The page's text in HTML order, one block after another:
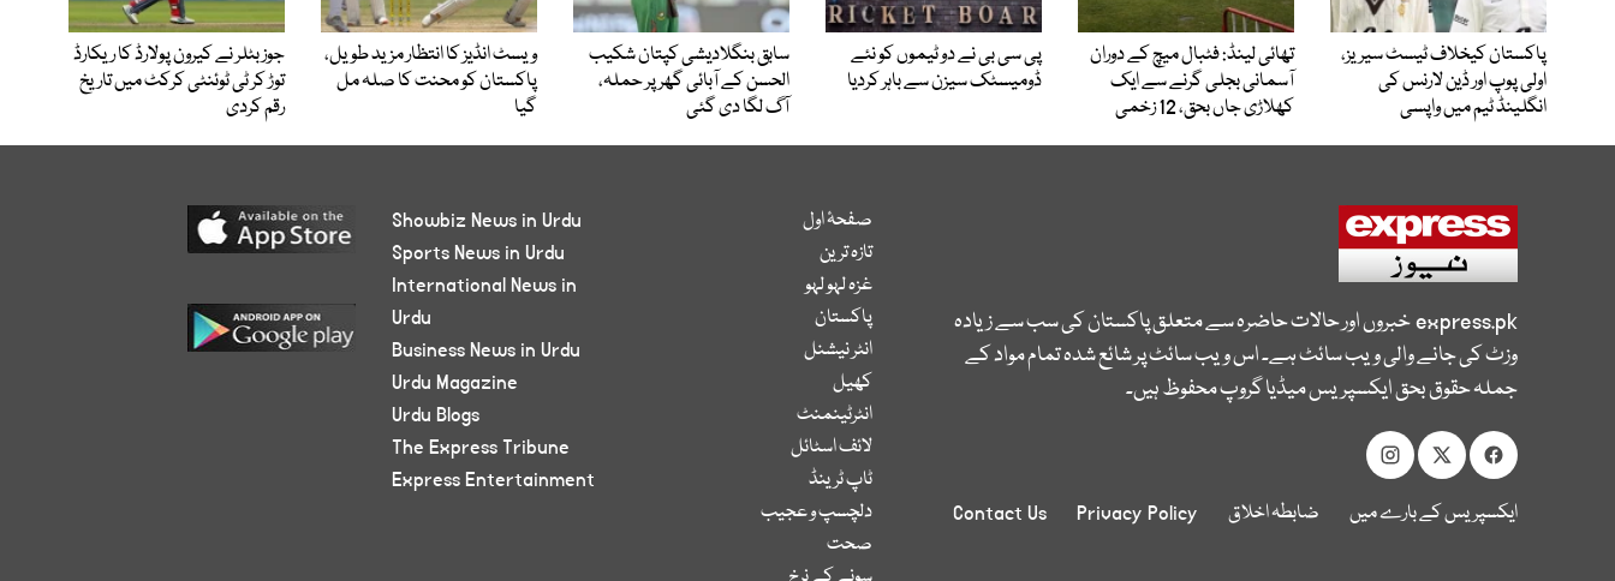
پاکستان کیخلاف ٹیسٹ سیریز،
اولی پوپ اور ڈین لارنس کی
انگلینڈ ٹیم میں واپسی
تھائی لینڈ: فٹبال میچ کے دوران
آسمانی بجلی گرنے سے ایک
کھلاڑی جاں بحق، 12 زخمی
پی سی بی نے دو ٹیموں کو نئے
ڈومیسٹک سیزن سے باہر کردیا
سابق بنگلادیشی کپتان شکیب
الحسن کے آبائی گھر پر حملہ،
آگ لگا دی گئی
ویسٹ انڈیز کا انتظار مزید طویل،
پاکستان کو محنت کا صلہ مل
گیا
جوز بٹلر نے کیرون پولارڈ کا ریکارڈ
توڑ کر ٹی ٹوئنٹی کرکٹ میں تاریخ
رقم کردی
express.pkخبروں اور حالات حاضرہ سے متعلق پاکستان کی سب سے زیادہ
وزٹ کی جانے والی ویب سائٹ ہے۔ اس ویب سائٹ پر شائع شدہ تمام مواد کے
جملہ حقوق بحق ایکسپریس میڈیا گروپ محفوظ ہیں۔
ایکسپریس کے بارے میں ضابطہ اخلاق Privacy Policy
Contact Us
صفحۂ اول
تازہ ترین
غزہ لہو لہو
پاکستان
انٹر نیشنل
کھیل
انٹرٹینمنٹ
لائف اسٹائل
ٹاپ ٹرینڈ
دلچسپ و عجیب
صحت
Showbiz News in Urdu
Sports News in Urdu
International News in
Urdu
Business News in Urdu
Urdu Magazine
Urdu Blogs
The Express Tribune
Express Entertainment